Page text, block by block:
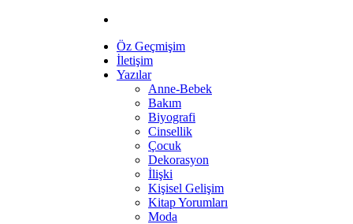
Öz Geçmişim
İletişim
Yazılar
Anne-Bebek
Bakım
Biyografi
Cinsellik
Çocuk
Dekorasyon
İlişki
Kişisel Gelişim
Kitap Yorumları
Moda